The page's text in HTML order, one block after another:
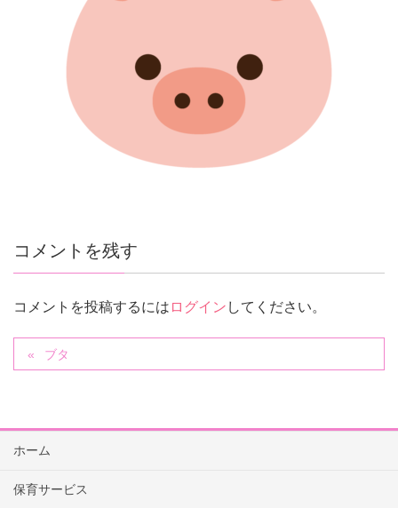
コメントを残す
コメントを投稿するには ログイン してください。
ブタ
ホーム
保育サービス